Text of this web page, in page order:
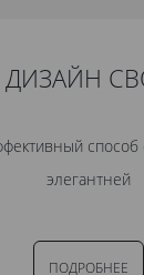
способ
элегантней
ПОДРОБНЕЕ